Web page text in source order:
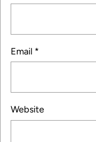
Email *
Website